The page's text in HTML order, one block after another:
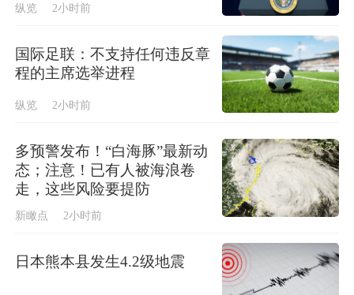
纵览 2小时前
国际足联：不支持任何违反章
程的主席选举进程
纵览 2小时前
多预警发布！“白海豚”最新动
态；注意！已有人被海浪卷
走，这些风险要提防
新瞰点 2小时前
日本熊本县发生4.2级地震